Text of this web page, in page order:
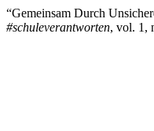
“Gemeinsam Durch
#schuleverantworten, vol. 1,